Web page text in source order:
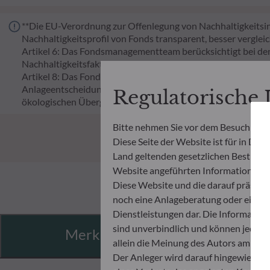
**Die EU-Verordnung zur Offenlegung von
Nachhaltigkeitsprofil von Fonds transparent, besser
Artikel 6: Das Fondsmanagementteam berücksichtigt bei
Nachhaltigkeitsfaktoren.
Artikel 8: Das Fondsmanagementteam adressiert
Anlageentscheidungsprozess einbezieht. Artikel 9: Das
ökologischen Übergangs beiträgt, und adressiert
Merkmale
Bitte nehmen Sie vor dem Besuch
Diese Seite der Website ist für in
Land geltenden gesetzlichen
Website angeführten Informationen
Diese Website und die darauf
noch eine Anlageberatung oder eine
Dienstleistungen dar. Die
sind unverbindlich und können
allein die Meinung des Autors am
Der Anleger wird darauf